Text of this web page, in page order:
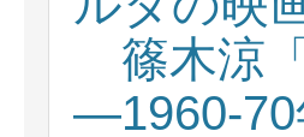
篠木涼
―1960-70